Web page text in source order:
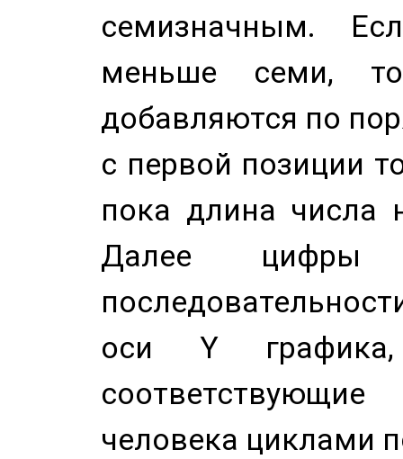
семизначным.
меньше семи,
добавляются по
с первой позиции
пока длина числа
Далее цифры
оси Y
человека циклами